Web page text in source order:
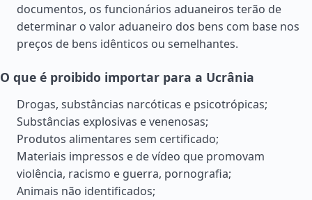
documentos, os funcionários aduaneiros terão de
determinar o valor aduaneiro dos bens com base nos
preços de bens idênticos ou semelhantes.
O que é proibido importar para a Ucrânia
Drogas, substâncias narcóticas e psicotrópicas;
Substâncias explosivas e venenosas;
Produtos alimentares sem certificado;
Materiais impressos e de vídeo que promovam
violência, racismo e guerra, pornografia;
Animais não identificados;